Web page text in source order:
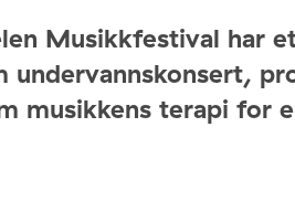
Musikkfestival har
undervannskonsert,
musikkens terapi for